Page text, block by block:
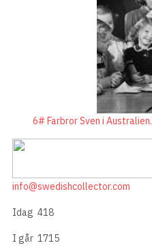
6# Farbror Sven i Australien.
info@swedishcollector.com
Idag 418
I går 1715